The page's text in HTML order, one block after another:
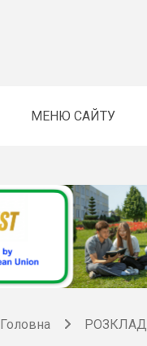
МЕНЮ САЙТУ
Головна РОЗКЛАД